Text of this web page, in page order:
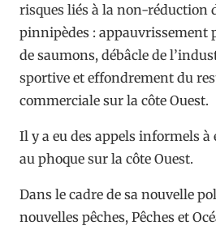
risques liés à la non-réduction
pinnipèdes : appauvrissement
de saumons, débâcle de
sportive et effondrement du
commerciale sur la côte Ouest.
Il y a eu des appels informels à
au phoque sur la côte Ouest.
Dans le cadre de sa nouvelle
nouvelles pêches, Pêches et